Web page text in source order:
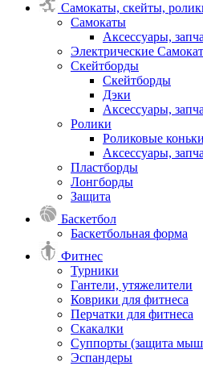
Самокаты, скейты,
Самокаты
Аксессуары,
Электрические
Скейтборды
Скейтборды
Дэки
Аксессуары,
Ролики
Роликовые коньки
Аксессуары,
Пластборды
Лонгборды
Защита
Баскетбол
Баскетбольная форма
Фитнес
Турники
Гантели, утяжелители
Коврики для фитнеса
Перчатки для фитнеса
Скакалки
Суппорты (защита
Эспандеры